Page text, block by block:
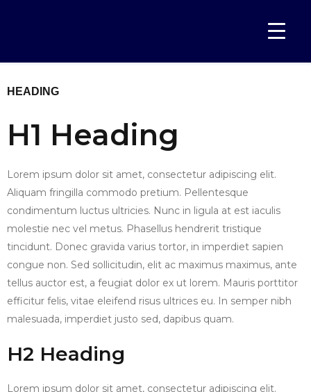
HEADING
H1 Heading
Lorem ipsum dolor sit amet, consectetur adipiscing elit.
Aliquam fringilla commodo pretium. Pellentesque
condimentum luctus ultricies. Nunc in ligula at est iaculis
molestie nec vel metus. Phasellus hendrerit tristique
tincidunt. Donec gravida varius tortor, in imperdiet sapien
congue non. Sed sollicitudin, elit ac maximus maximus, ante
tellus auctor est, a feugiat dolor ex ut lorem. Mauris porttitor
efficitur felis, vitae eleifend risus ultrices eu. In semper nibh
malesuada, imperdiet justo sed, dapibus quam.
H2 Heading
Lorem ipsum dolor sit amet, consectetur adipiscing elit.